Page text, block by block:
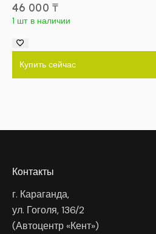
46 000 ₸
1 шт в наличии
Купить сейчас
Контакты
г. Караганда,
ул. Гоголя, 136/2
(Автоцентр «Кент»)